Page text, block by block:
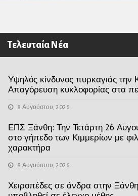
Τελευταία Νέα
Υψηλός κίνδυνος πυρκαγιάς την
Απαγόρευση κυκλοφορίας στα
8 Αυγούστου, 2026
ΕΠΣ Ξάνθη: Την Τετάρτη 26
στο γήπεδο των Κιμμερίων με
χαρακτήρα
8 Αυγούστου, 2026
Χειροπέδες σε άνδρα στην